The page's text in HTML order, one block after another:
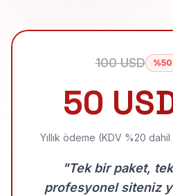
100 USD %50
50
Yıllık ödeme (KDV %20
"Tek bir paket,
profesyonel siteniz